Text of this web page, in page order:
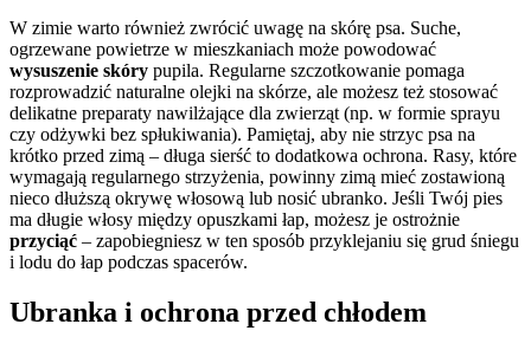
W zimie warto również zwrócić uwagę na skórę psa. Suche,
ogrzewane powietrze w mieszkaniach może powodować
wysuszenie skóry pupila. Regularne szczotkowanie pomaga
rozprowadzić naturalne olejki na skórze, ale możesz też stosować
delikatne preparaty nawilżające dla zwierząt (np. w formie sprayu
czy odżywki bez spłukiwania). Pamiętaj, aby nie strzyc psa na
krótko przed zimą – długa sierść to dodatkowa ochrona. Rasy, które
wymagają regularnego strzyżenia, powinny zimą mieć zostawioną
nieco dłuższą okrywę włosową lub nosić ubranko. Jeśli Twój pies
ma długie włosy między opuszkami łap, możesz je ostrożnie
przyciąć – zapobiegniesz w ten sposób przyklejaniu się grud śniegu
i lodu do łap podczas spacerów.
Ubranka i ochrona przed chłodem